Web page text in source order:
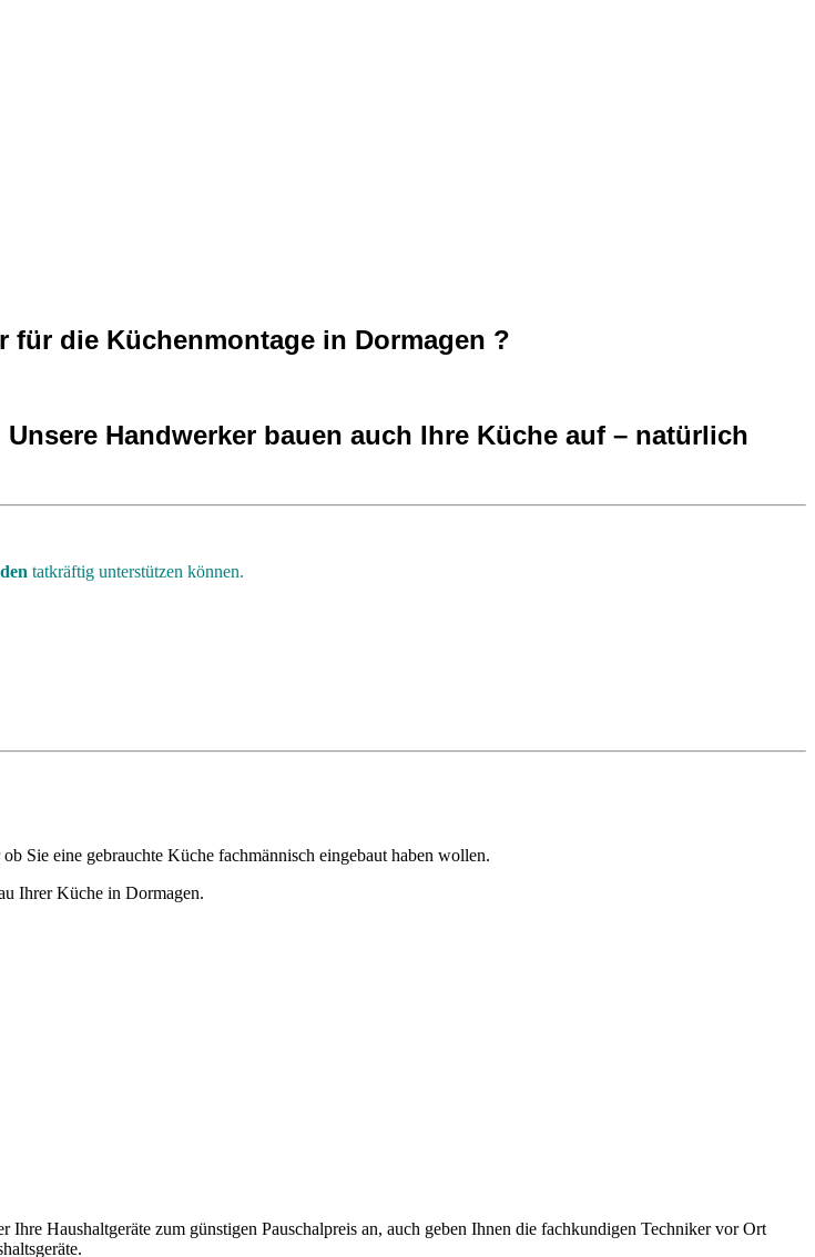
für die Küchenmontage in Dormagen ?
Handwerker bauen auch Ihre Küche auf – natürlich
tatkräftig unterstützen können.
Sie eine gebrauchte Küche fachmännisch eingebaut haben wollen.
Ihrer Küche in Dormagen.
Ihre Haushaltgeräte zum günstigen Pauschalpreis an, auch geben Ihnen die fachkundigen Techniker vor Ort